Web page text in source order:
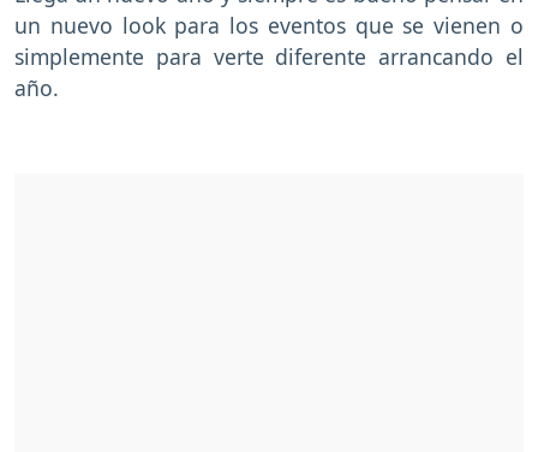
un nuevo look para los eventos que se vienen o
simplemente para verte diferente arrancando el
año.